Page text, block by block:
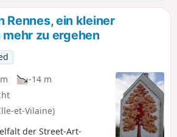
Rennes, ein kleiner
zu ergehen
-14 m
et-Vilaine)
der Street-Art-